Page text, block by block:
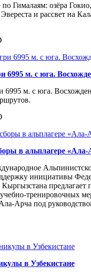
Гималаям: озёра
и рассвет на
6995 м. c юга.
6995 м. с юга.
в альплагере «Ала-
инициативы
предлагает
тренировочных
Арча под
в Узбекистане